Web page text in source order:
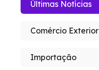
Últimas Notícias
Comércio Exterior
Importação